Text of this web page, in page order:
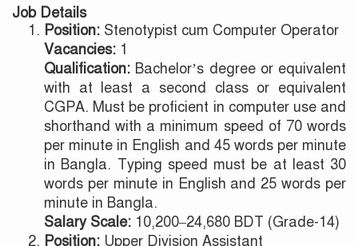
Job Details
Position: Stenotypist cum Computer Operator
Vacancies: 1
Qualification: Bachelor’s degree or equivalent
with at least a second class or equivalent
CGPA. Must be proficient in computer use and
shorthand with a minimum speed of 70 words
per minute in English and 45 words per minute
in Bangla. Typing speed must be at least 30
words per minute in English and 25 words per
minute in Bangla.
Salary Scale: 10,200–24,680 BDT (Grade-14)
Position: Upper Division Assistant